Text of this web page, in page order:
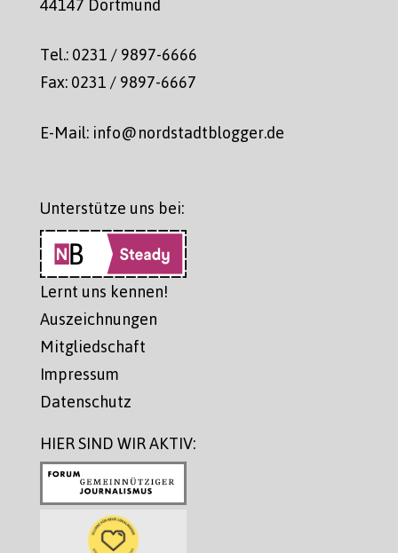
44147 Dortmund
Tel.: 0231 / 9897-6666
Fax: 0231 / 9897-6667
E-Mail: info@nordstadtblogger.de
Unterstütze uns bei:
Lernt uns kennen!
Auszeichnungen
Mitgliedschaft
Impressum
Datenschutz
HIER SIND WIR AKTIV: